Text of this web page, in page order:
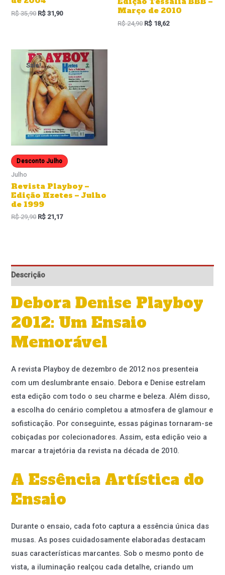
R$35,90 R$ 31,90
Março de 2010
R$24,90 R$ 18,62
Sale!
Desconto Julho
Sale!
Julho
Revista Playboy –
Edição Hzetes – Julho
de 1999
R$29,90 R$ 21,17
Descrição
Debora Denise Playboy
2012: Um Ensaio
Memorável
A revista Playboy de dezembro de 2012 nos presenteia
com um deslumbrante ensaio. Debora e Denise estrelam
esta edição com todo o seu charme e beleza. Além disso,
a escolha do cenário completou a atmosfera de glamour e
sofisticação. Por conseguinte, essas páginas tornaram-se
cobiçadas por colecionadores. Assim, esta edição veio a
marcar a trajetória da revista na década de 2010.
A Essência Artística do
Ensaio
Durante o ensaio, cada foto captura a essência única das
musas. As poses cuidadosamente elaboradas destacam
suas características marcantes. Sob o mesmo ponto de
vista, a iluminação realçou cada detalhe, criando um